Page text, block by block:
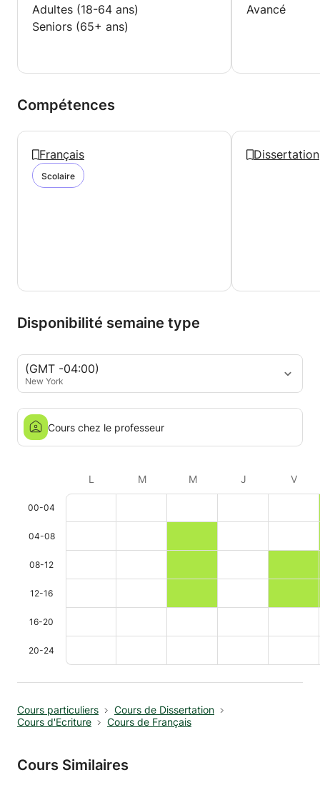
Adultes (18-64 ans)
Seniors (65+ ans)
Avancé
Compétences
Français
Scolaire
Dissertation
Disponibilité semaine type
(GMT -04:00)
New York
Cours chez le professeur
L M M J V
00-04
04-08
08-12
12-16
16-20
20-24
Cours particuliers
Cours de Dissertation
Cours d'Ecriture
Cours de Français
Cours Similaires